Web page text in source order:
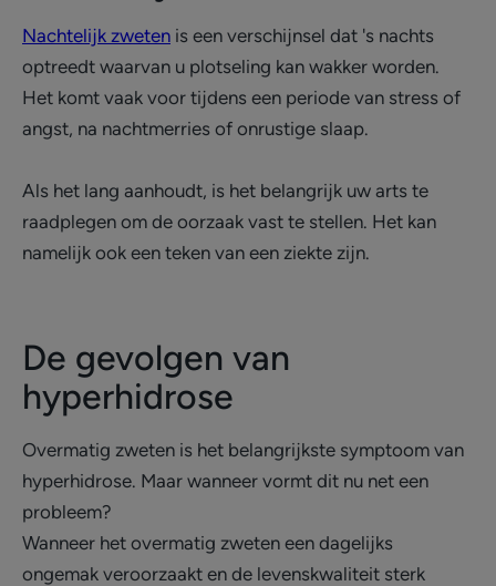
Nachtelijk zweten is een verschijnsel dat 's nachts
optreedt waarvan u plotseling kan wakker worden.
Het komt vaak voor tijdens een periode van stress of
angst, na nachtmerries of onrustige slaap.
Als het lang aanhoudt, is het belangrijk uw arts te
raadplegen om de oorzaak vast te stellen. Het kan
namelijk ook een teken van een ziekte zijn.
De gevolgen van
hyperhidrose
Overmatig zweten is het belangrijkste symptoom van
hyperhidrose. Maar wanneer vormt dit nu net een
probleem?
Wanneer het overmatig zweten een dagelijks
ongemak veroorzaakt en de levenskwaliteit sterk